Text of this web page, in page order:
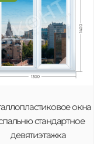
окна
стандартное
девятиэтажка